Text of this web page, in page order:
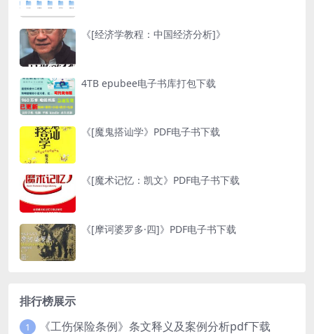
《[经济学教程：中国经济分析]》
4TB epubee电子书库打包下载
《[魔鬼搭讪学》PDF电子书下载
《[魔术记忆：凯文》PDF电子书下载
《[摩诃婆罗多·四]》PDF电子书下载
排行榜展示
1 《工伤保险条例》条文释义及案例分析pdf下载